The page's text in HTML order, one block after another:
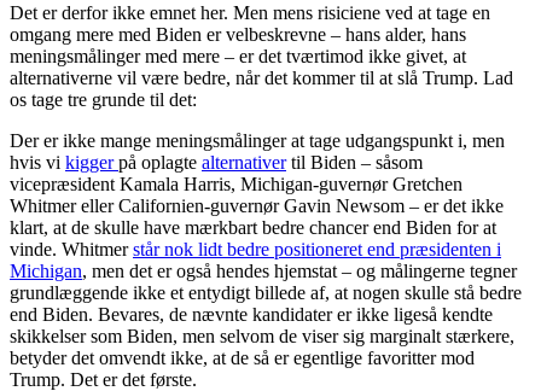
Det er derfor ikke emnet her. Men mens risiciene ved at tage en
omgang mere med Biden er velbeskrevne – hans alder, hans
meningsmålinger med mere – er det tværtimod ikke givet, at
alternativerne vil være bedre, når det kommer til at slå Trump. Lad
os tage tre grunde til det:
Der er ikke mange meningsmålinger at tage udgangspunkt i, men
hvis vi kiggerpå oplagte alternativertil Biden – såsom
vicepræsident Kamala Harris, Michigan-guvernør Gretchen
Whitmer eller Californien-guvernør Gavin Newsom – er det ikke
klart, at de skulle have mærkbart bedre chancer end Biden for at
vinde. Whitmerstår nok lidt bedre positioneret end præsidenten i
Michigan, men det er også hendes hjemstat – og målingerne tegner
grundlæggende ikke et entydigt billede af, at nogen skulle stå bedre
end Biden. Bevares, de nævnte kandidater er ikke ligeså kendte
skikkelser som Biden, men selvom de viser sig marginalt stærkere,
betyder det omvendt ikke, at de så er egentlige favoritter mod
Trump. Det er det første.